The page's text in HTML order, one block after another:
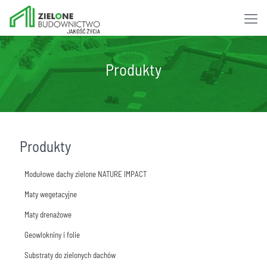
Produkty
Produkty
Modułowe dachy zielone NATURE IMPACT
Moduł GreenRoof STANDARD
Moduł GreenRoof EVERGREEN
Moduł GreenRoof BEE-FRIENDLY
Moduł GreenRoof WILD-FLOWER
Maty wegetacyjne
Mata rozchodnikowa
Maty drenażowe
Mata drenażowa D25H
Mata drenażowa D40H
Geowlokniny i folie
Maty filtracyjne
Substraty do zielonych dachów